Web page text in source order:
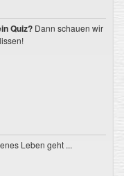
Quiz?Dann schauen wir
Leben geht ...